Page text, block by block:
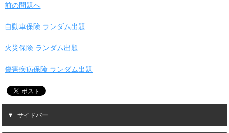
前の問題へ
自動車保険 ランダム出題
火災保険 ランダム出題
傷害疾病保険 ランダム出題
サイドバー